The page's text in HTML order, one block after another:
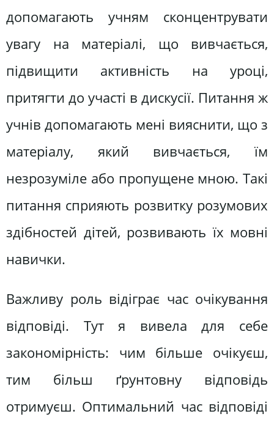
допомагають учням сконцентрувати
увагу на матеріалі, що вивчається,
підвищити активність на уроці,
притягти до участі в дискусії. Питання ж
учнів допомагають мені вияснити, що з
матеріалу, який вивчається, їм
незрозуміле або пропущене мною. Такі
питання сприяють розвитку розумових
здібностей дітей, розвивають їх мовні
навички.
Важливу роль відіграє час очікування
відповіді. Тут я вивела для себе
закономірність: чим більше очікуєш,
тим більш ґрунтовну відповідь
отримуєш. Оптимальний час відповіді